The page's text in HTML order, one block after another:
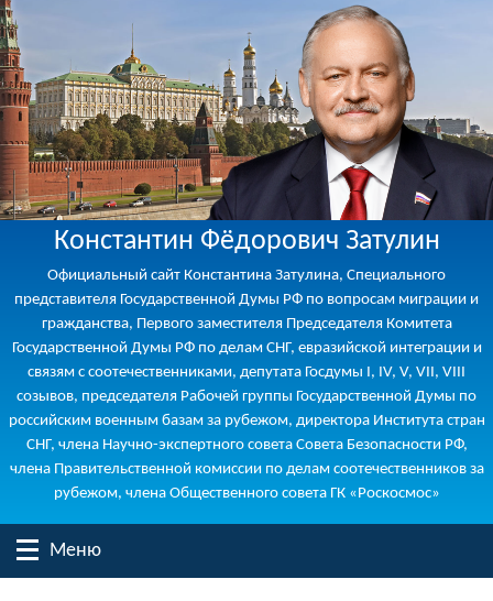
Константин Фёдорович Затулин
Официальный сайт Константина Затулина, Специального
представителя Государственной Думы РФ по вопросам миграции и
гражданства, Первого заместителя Председателя Комитета
Государственной Думы РФ по делам СНГ, евразийской интеграции и
связям с соотечественниками, депутата Госдумы I, IV, V, VII, VIII
созывов, председателя Рабочей группы Государственной Думы по
российским военным базам за рубежом, директора Института стран
СНГ, члена Научно-экспертного совета Совета Безопасности РФ,
члена Правительственной комиссии по делам соотечественников за
рубежом, члена Общественного совета ГК «Роскосмос»
Меню